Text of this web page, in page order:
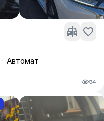
· Автомат
54